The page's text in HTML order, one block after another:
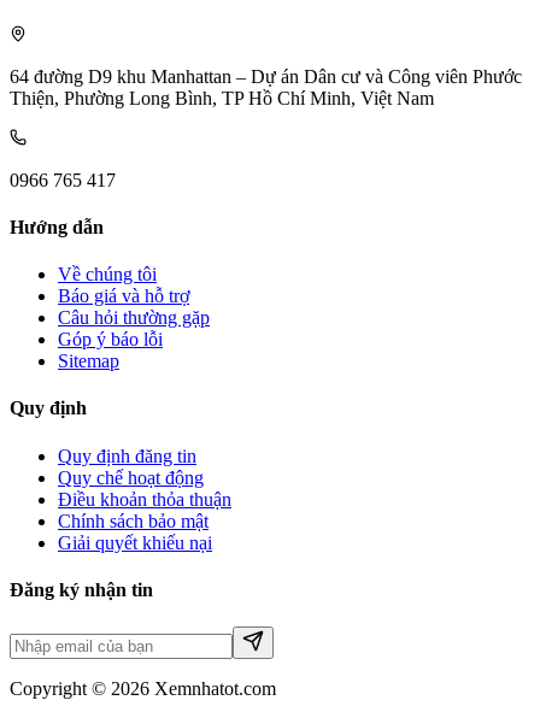
64 đường D9 khu Manhattan – Dự án Dân cư và Công viên Phước
Thiện, Phường Long Bình, TP Hồ Chí Minh, Việt Nam
0966 765 417
Hướng dẫn
Về chúng tôi
Báo giá và hỗ trợ
Câu hỏi thường gặp
Góp ý báo lỗi
Sitemap
Quy định
Quy định đăng tin
Quy chế hoạt động
Điều khoản thỏa thuận
Chính sách bảo mật
Giải quyết khiếu nại
Đăng ký nhận tin
Copyright © 2026 Xemnhatot.com